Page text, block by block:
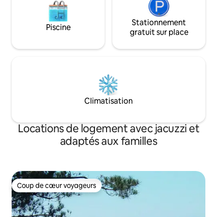
Piscine
Stationnement
gratuit sur place
Climatisation
Locations de logement avec jacuzzi et
adaptés aux familles
Coup de cœur voyageurs
Coup de cœur voyageurs